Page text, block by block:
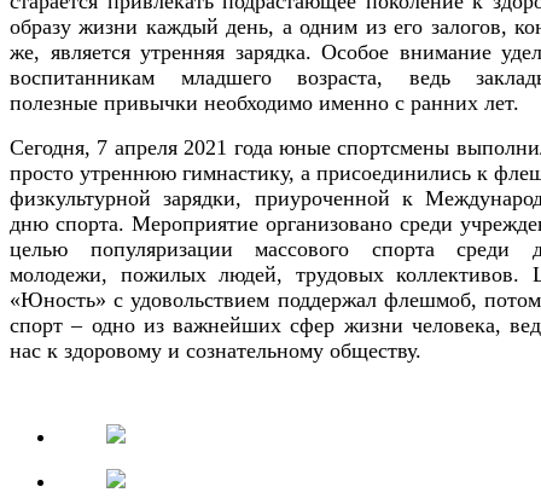
образу жизни каждый день, а одним из его залогов,
же, является утренняя зарядка. Особое внимание
воспитанникам младшего возраста, ведь
полезные привычки необходимо именно с ранних лет.
Сегодня, 7 апреля 2021 года юные спортсмены
просто утреннюю гимнастику, а присоединились к
физкультурной зарядки, приуроченной к
дню спорта. Мероприятие организовано среди
целью популяризации массового спорта среди
молодежи, пожилых людей, трудовых коллективов.
«Юность» с удовольствием поддержал флешмоб,
спорт – одно из важнейших сфер жизни человека,
нас к здоровому и сознательному обществу.